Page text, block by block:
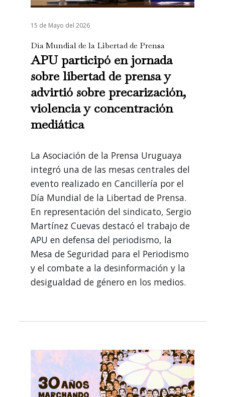
15 de Mayo del 2026
Día Mundial de la Libertad de Prensa
APU participó en jornada
sobre libertad de prensa y
advirtió sobre precarización,
violencia y concentración
mediática
La Asociación de la Prensa Uruguaya
integró una de las mesas centrales del
evento realizado en Cancillería por el
Día Mundial de la Libertad de Prensa.
En representación del sindicato, Sergio
Martínez Cuevas destacó el trabajo de
APU en defensa del periodismo, la
Mesa de Seguridad para el Periodismo
y el combate a la desinformación y la
desigualdad de género en los medios.